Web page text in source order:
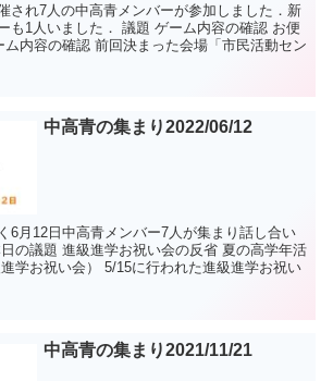
され7人の中高青メンバーが参加しました．新
も1人いました． 議題 ゲーム内容の確認 お便
ム内容の確認 前回決まった会場「市民活動セン
中高青の集まり2022/06/12
6月12日中高青メンバー7人が集まり話し合い
の議題 進級進学お祝い会の反省 夏の高学年活
学お祝い会） 5/15に行われた進級進学お祝い
中高青の集まり2021/11/21